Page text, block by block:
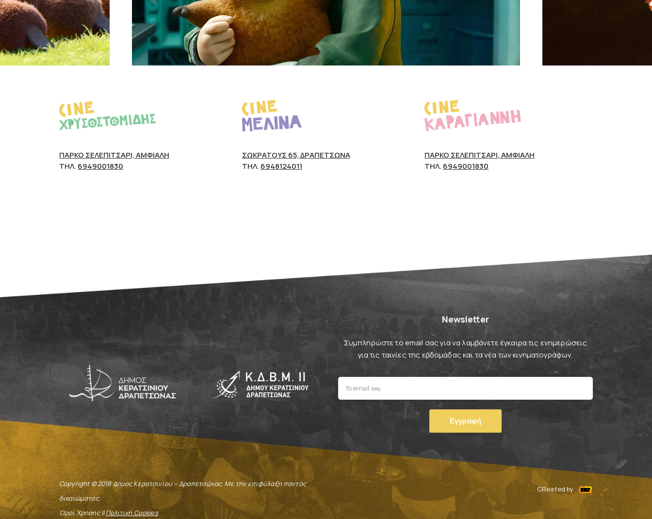
ΠΆΡΚΟ ΣΕΛΕΠΊΤΣΑΡΙ, ΑΜΦΙΆΛΗ
ΤΗΛ. 6949001830
ΣΩΚΡΆΤΟΥΣ 65, ΔΡΑΠΕΤΣΏΝΑ
ΤΗΛ. 6948124011
ΠΆΡΚΟ ΣΕΛΕΠΊΤΣΑΡΙ, ΑΜΦΙΆΛΗ
ΤΗΛ. 6949001830
Newsletter
Συμπληρώστε το email σας για να λαμβάνετε έγκαιρα τις ενημερώσεις
για τις ταινίες της εβδομάδας και τα νέα των κινηματογράφων.
Copyright © 2018 Δήμος Κερατσινίου – Δραπετσώνας. Με την επιφύλαξη παντός
δικαιώματος.
Όροι Χρήσης ||Πολιτική Cookies
CReated by